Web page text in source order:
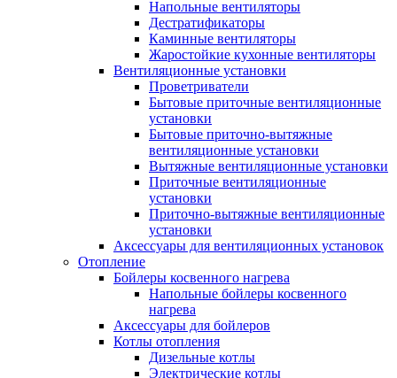
Напольные вентиляторы
Дестратификаторы
Каминные вентиляторы
Жаростойкие кухонные вентиляторы
Вентиляционные установки
Проветриватели
Бытовые приточные вентиляционные
установки
Бытовые приточно-вытяжные
вентиляционные установки
Вытяжные вентиляционные установки
Приточные вентиляционные
установки
Приточно-вытяжные вентиляционные
установки
Аксессуары для вентиляционных установок
Отопление
Бойлеры косвенного нагрева
Напольные бойлеры косвенного
нагрева
Аксессуары для бойлеров
Котлы отопления
Дизельные котлы
Электрические котлы